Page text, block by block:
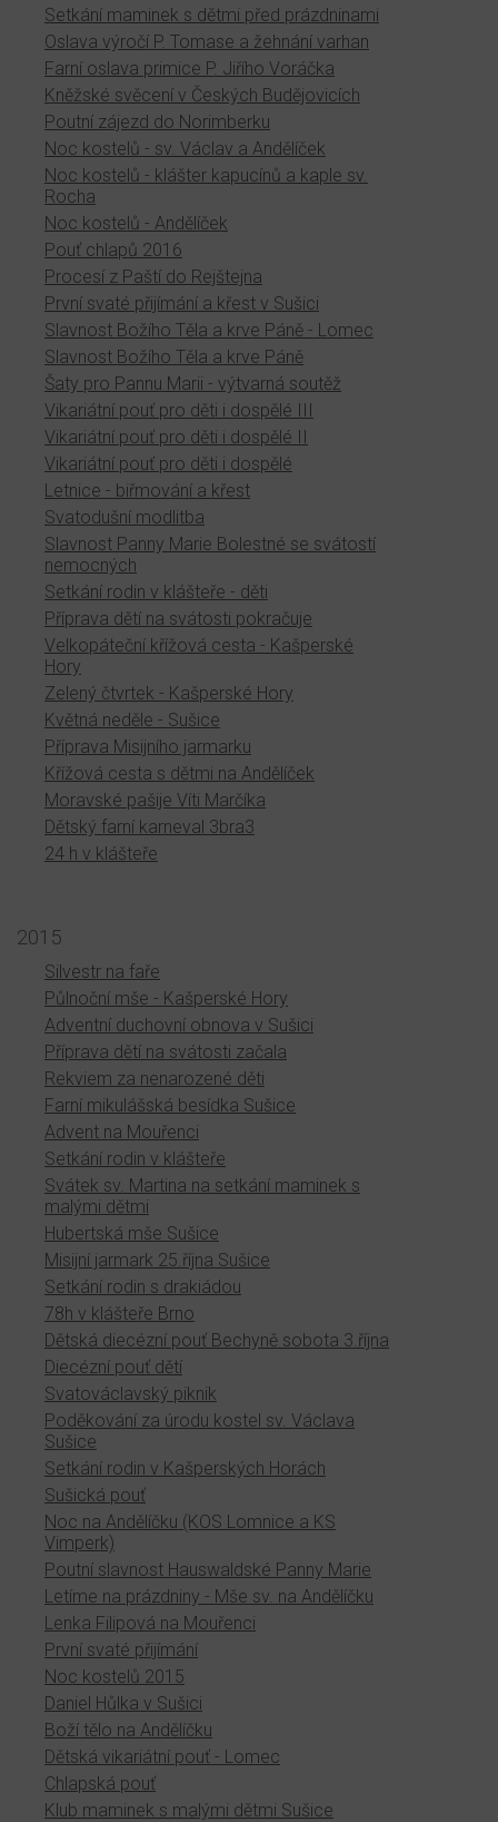
Setkání maminek s dětmi před prázdninami
Oslava výročí P. Tomase a žehnání varhan
Farní oslava primice P. Jiřího Voráčka
Kněžské svěcení v Českých Budějovicích
Poutní zájezd do Norimberku
Noc kostelů - sv. Václav a Andělíček
Noc kostelů - klášter kapucínů a kaple sv.
Rocha
Noc kostelů - Andělíček
Pouť chlapů 2016
Procesí z Paští do Rejštejna
První svaté přijímání a křest v Sušici
Slavnost Božího Těla a krve Páně - Lomec
Slavnost Božího Těla a krve Páně
Šaty pro Pannu Marii - výtvarná soutěž
Vikariátní pouť pro děti i dospělé III
Vikariátní pouť pro děti i dospělé II
Vikariátní pouť pro děti i dospělé
Letnice - biřmování a křest
Svatodušní modlitba
Slavnost Panny Marie Bolestné se svátostí
nemocných
Setkání rodin v klášteře - děti
Příprava dětí na svátosti pokračuje
Velkopáteční křížová cesta - Kašperské
Hory
Zelený čtvrtek - Kašperské Hory
Květná neděle - Sušice
Příprava Misijního jarmarku
Křížová cesta s dětmi na Andělíček
Moravské pašije Víti Marčíka
Dětský farní karneval 3bra3
24 h v klášteře
2015
Silvestr na faře
Půlnoční mše - Kašperské Hory
Adventní duchovní obnova v Sušici
Příprava dětí na svátosti začala
Rekviem za nenarozené děti
Farní mikulášská besídka Sušice
Advent na Mouřenci
Setkání rodin v klášteře
Svátek sv. Martina na setkání maminek s
malými dětmi
Hubertská mše Sušice
Misijní jarmark 25.října Sušice
Setkání rodin s drakiádou
78h v klášteře Brno
Dětská diecézní pouť Bechyně sobota 3.října
Diecézní pouť dětí
Svatováclavský piknik
Poděkování za úrodu kostel sv. Václava
Sušice
Setkání rodin v Kašperských Horách
Sušická pouť
Noc na Andělíčku (KOS Lomnice a KS
Vimperk)
Poutní slavnost Hauswaldské Panny Marie
Letíme na prázdniny - Mše sv. na Andělíčku
Lenka Filipová na Mouřenci
První svaté přijímání
Noc kostelů 2015
Daniel Hůlka v Sušici
Boží tělo na Andělíčku
Dětská vikariátní pouť - Lomec
Chlapská pouť
Klub maminek s malými dětmi Sušice